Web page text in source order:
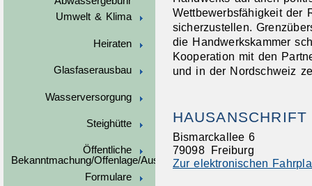
Umwelt & Klima
Heiraten
Glasfaserausbau
Wasserversorgung
Steighütte
Öffentliche
Bekanntmachung/Offenlage/Ausschreibungen
Formulare
Wettbewerbsfähigkeit der
sicherzustellen.
die Handwerkskammer
Kooperation mit den
und in der Nordschweiz
HAUSANSCHRIFT
Bismarckallee 6
79098 Freiburg
Zur elektronischen